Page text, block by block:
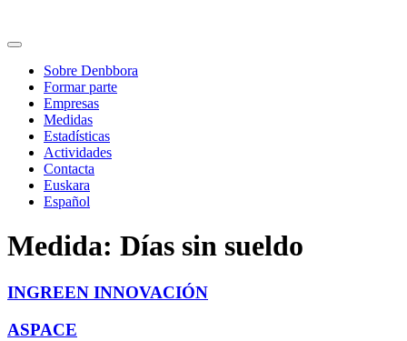
Navegación
principal
Sobre Denbbora
Formar parte
Empresas
Medidas
Estadísticas
Actividades
Contacta
Euskara
Español
Medida: Días sin sueldo
INGREEN INNOVACIÓN
ASPACE